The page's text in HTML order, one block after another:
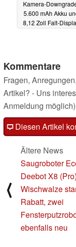
Kamera-
5.600 mAh Akku
8,12 Zoll Falt-
Kommentare
Fragen,
Artikel? - Uns
Anmeldung
Diesen Artikel
⟨
Ältere News
Saugroboter
Deebot X8
Wischwalze
Rabatt, zwei
ebenfalls neu